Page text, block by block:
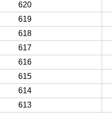
620
619
618
617
616
615
614
613